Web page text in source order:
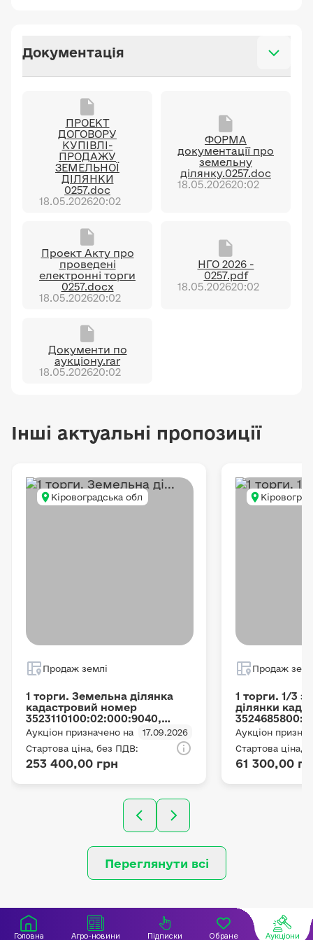
Документація
ПРОЕКТ
ДОГОВОРУ
КУПІВЛІ-
ПРОДАЖУ
ЗЕМЕЛЬНОЇ
ДІЛЯНКИ
0257.doc
18.05.202620:02
ФОРМА
документації про
земельну
ділянку.0257.doc
18.05.202620:02
Проект Акту про
проведені
електронні торги
0257.docx
18.05.202620:02
НГО 2026 -
0257.pdf
18.05.202620:02
Документи по
аукціону.rar
18.05.202620:02
Інші актуальні пропозиції
Кіровоградська обл
Продаж землі
1 торги. Земельна ділянка
кадастровий номер
3523110100:02:000:9040,
площею 4.3025 га, з
цільовим призначенням –
для ведення товарного
сільськогосподарського
розташування:
Кіровоградська обл.,
(Маловисківський) р., м/
рада Маловисківська
Аукціон призначено на
17.09.2026
Стартова ціна, без ПДВ:
253 400,00 грн
Продаж
1 торги. 1/3
ділянки
площею
товарного
Аукціон
Стартова ціна,
61 300,00
Переглянути всі
Головна Агро-новини Підписки Обране Аукціони